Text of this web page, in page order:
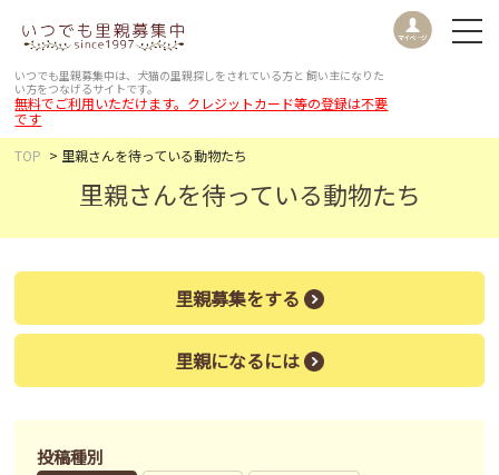
いつでも里親募集中は、犬猫の里親探しをされている方と 飼い主になりた
い方をつなげるサイトです。
無料でご利用いただけます。クレジットカード等の登録は不要
です
TOP
里親さんを待っている動物たち
里親さんを待っている動物たち
里親募集をする
里親になるには
投稿種別